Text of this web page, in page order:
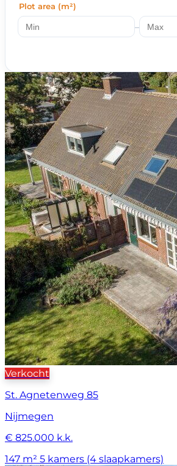
Plot area (m²)
–
Verkocht
St. Agnetenweg 85
Nijmegen
€ 825.000 k.k.
147 m² 5 kamers (4 slaapkamers)